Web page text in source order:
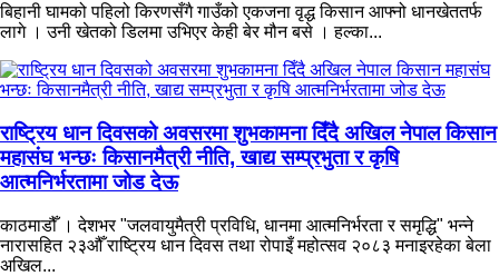
बिहानी घामको पहिलो किरणसँगै गाउँको एकजना वृद्ध किसान आफ्नो धानखेततर्फ
लागे । उनी खेतको डिलमा उभिएर केही बेर मौन बसे । हल्का...
राष्ट्रिय धान दिवसको अवसरमा शुभकामना दिँदै अखिल नेपाल किसान
महासंघ भन्छः किसानमैत्री नीति, खाद्य सम्प्रभुता र कृषि
आत्मनिर्भरतामा जोड देऊ
काठमाडौँ । देशभर "जलवायुमैत्री प्रविधि, धानमा आत्मनिर्भरता र समृद्धि" भन्ने
नारासहित २३औँ राष्ट्रिय धान दिवस तथा रोपाइँ महोत्सव २०८३ मनाइरहेका बेला
अखिल...